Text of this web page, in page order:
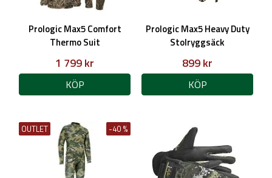
Prologic Max5 Comfort
Thermo Suit
1 799 kr
KÖP
Prologic Max5 Heavy Duty
Stolryggsäck
899 kr
KÖP
OUTLET -40 %